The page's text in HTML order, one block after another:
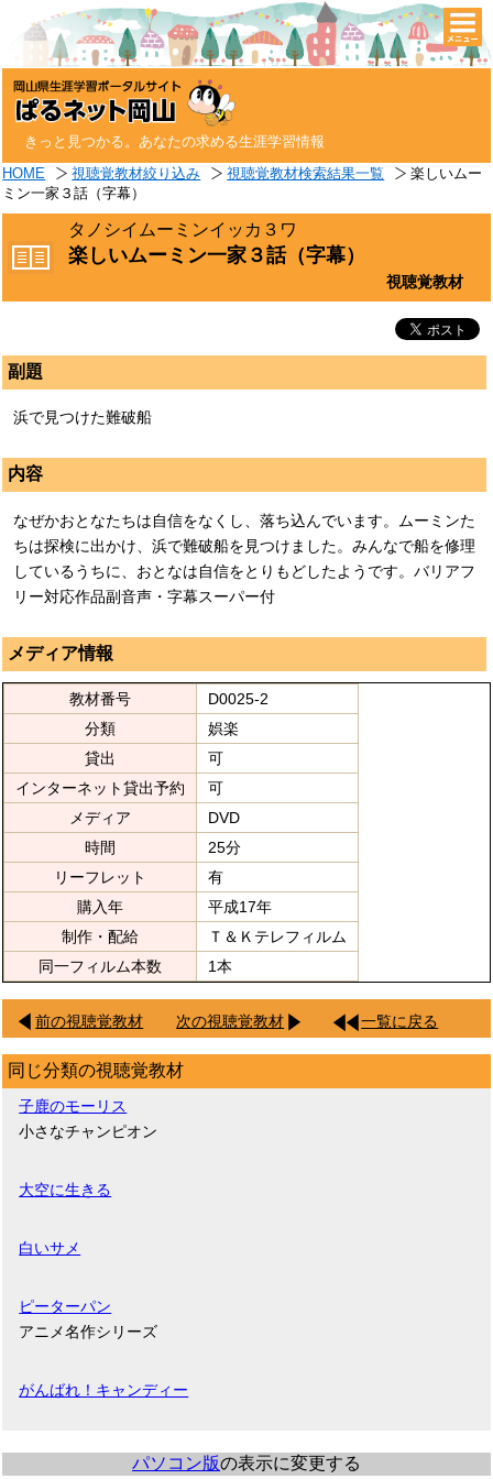
きっと見つかる。あなたの求める生涯学習情報
HOME 視聴覚教材絞り込み 視聴覚教材検索結果一覧
楽しいムー
ミン一家３話（字幕）
タノシイムーミンイッカ３ワ
楽しいムーミン一家３話（字幕）
視聴覚教材
副題
浜で見つけた難破船
内容
なぜかおとなたちは自信をなくし、落ち込んでいます。ムーミンた
ちは探検に出かけ、浜で難破船を見つけました。みんなで船を修理
しているうちに、おとなは自信をとりもどしたようです。バリアフ
リー対応作品副音声・字幕スーパー付
メディア情報
教材番号
D0025-2
分類
娯楽
貸出
可
インターネット貸出予約
可
メディア
DVD
時間
25分
リーフレット
有
購入年
平成17年
制作・配給
Ｔ＆Ｋテレフィルム
同一フィルム本数
1本
前の視聴覚教材 次の視聴覚教材 一覧に戻る
同じ分類の視聴覚教材
子鹿のモーリス
小さなチャンピオン
大空に生きる
白いサメ
ピーターパン
アニメ名作シリーズ
がんばれ！キャンディー
パソコン版の表示に変更する